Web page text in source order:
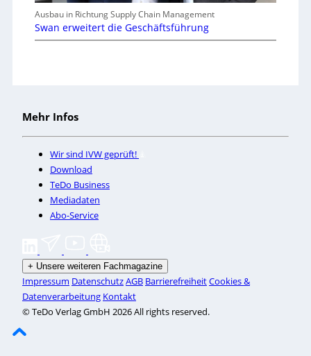
Ausbau in Richtung Supply Chain Management
Swan erweitert die Geschäftsführung
Mehr Infos
Wir sind IVW geprüft!
Download
TeDo Business
Mediadaten
Abo-Service
+ Unsere weiteren Fachmagazine
Impressum DatenschutzAGB BarrierefreiheitCookies &
Datenverarbeitung Kontakt
© TeDo Verlag GmbH 2026 All rights reserved.